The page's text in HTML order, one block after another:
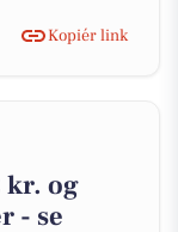
Kopiér link
og
- se